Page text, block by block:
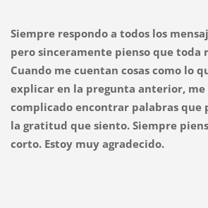
Siempre respondo a todos los
pero sinceramente pienso que toda
Cuando me cuentan cosas como lo
explicar en la pregunta anterior, me
complicado encontrar palabras que
la gratitud que siento. Siempre
corto. Estoy muy agradecido.